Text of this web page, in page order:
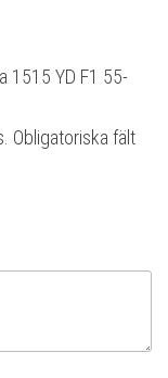
1515 YD F1 55-
Obligatoriska fält